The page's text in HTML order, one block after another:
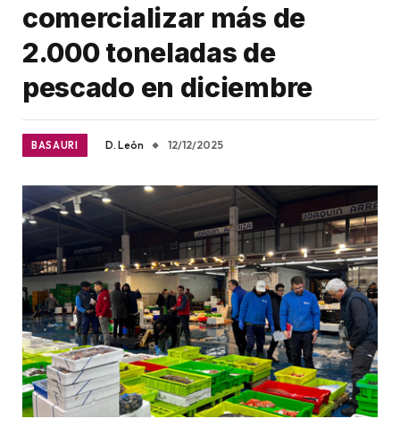
comercializar más de
2.000 toneladas de
pescado en diciembre
BASAURI D. León 12/12/2025